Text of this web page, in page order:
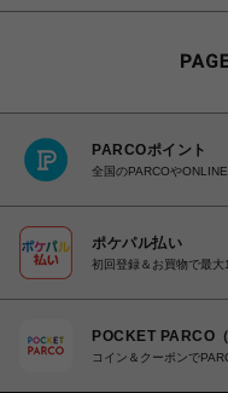
PARCOポイント
全国のPARCOや
ポケパル払い
初回登録＆お買物で最
POCKET PARCO
コイン＆クーポンで